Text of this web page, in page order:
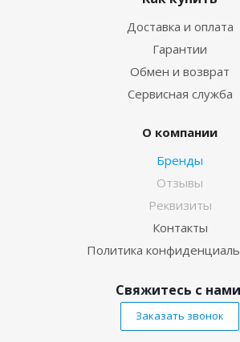
Доставка и оплата
Гарантии
Обмен и возврат
Сервисная служба
О компании
Бренды
Отзывы
Реквизиты
Контакты
Политика
Свяжитесь с
Заказать звонок